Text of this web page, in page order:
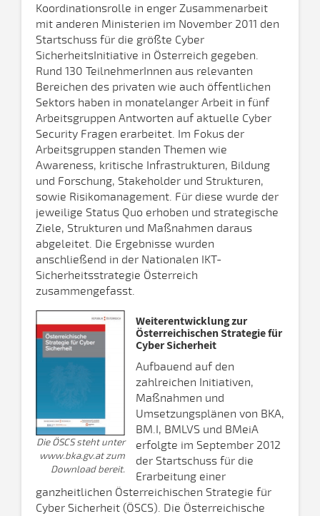
Koordinationsrolle in enger Zusammenarbeit
mit anderen Ministerien im November 2011 den
Startschuss für die größte Cyber
SicherheitsInitiative in Österreich gegeben.
Rund 130 TeilnehmerInnen aus relevanten
Bereichen des privaten wie auch öffentlichen
Sektors haben in monatelanger Arbeit in fünf
Arbeitsgruppen Antworten auf aktuelle Cyber
Security Fragen erarbeitet. Im Fokus der
Arbeitsgruppen standen Themen wie
Awareness, kritische Infrastrukturen, Bildung
und Forschung, Stakeholder und Strukturen,
sowie Risikomanagement. Für diese wurde der
jeweilige Status Quo erhoben und strategische
Ziele, Strukturen und Maßnahmen daraus
abgeleitet. Die Ergebnisse wurden
anschließend in der Nationalen IKT-
Sicherheitsstrategie Österreich
zusammengefasst.
Die ÖSCS steht unter
www.bka.gv.at zum
Download bereit.
Weiterentwicklung zur
Österreichischen Strategie für
Cyber Sicherheit
Aufbauend auf den
zahlreichen Initiativen,
Maßnahmen und
Umsetzungsplänen von BKA,
BM.I, BMLVS und BMeiA
erfolgte im September 2012
der Startschuss für die
Erarbeitung einer
ganzheitlichen Österreichischen Strategie für
Cyber Sicherheit (ÖSCS). Die Österreichische